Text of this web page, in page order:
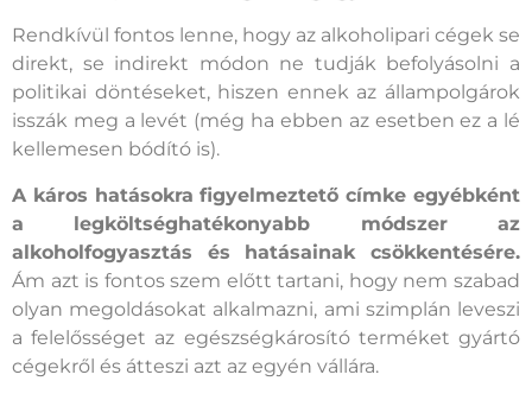
Rendkívül fontos lenne, hogy az alkoholipari cégek se
direkt, se indirekt módon ne tudják befolyásolni a
politikai döntéseket, hiszen ennek az állampolgárok
isszák meg a levét (még ha ebben az esetben ez a lé
kellemesen bódító is).
A káros hatásokra figyelmeztető címke egyébként
a legköltséghatékonyabb módszer az
alkoholfogyasztás és hatásainak csökkentésére.
Ám azt is fontos szem előtt tartani, hogy nem szabad
olyan megoldásokat alkalmazni, ami szimplán leveszi
a felelősséget az egészségkárosító terméket gyártó
cégekről és átteszi azt az egyén vállára.